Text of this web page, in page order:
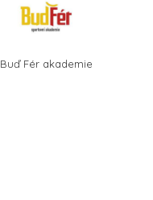
Buď Fér akademie